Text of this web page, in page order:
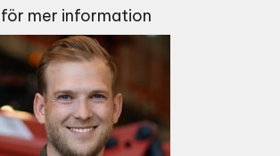
mer information